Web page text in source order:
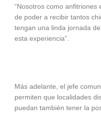
“Nosotros como anfitriones
de poder a recibir tantos
tengan una linda jornada
esta experiencia”.
Más adelante, el jefe
permiten que localidades
puedan también tener la